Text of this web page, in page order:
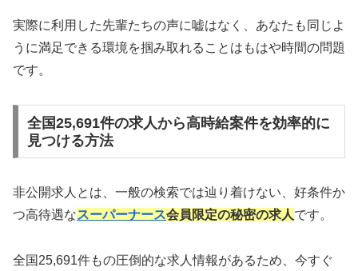
実際に利用した先輩たちの声に嘘はなく、あなたも同じよ
うに満足できる環境を掴み取れることはもはや時間の問題
です。
全国25,691件の求人から高時給案件を効率的に
見つける方法
非公開求人とは、一般の検索では辿り着けない、好条件か
つ高待遇なスーパーナース会員限定の秘密の求人です。
全国25,691件もの圧倒的な求人情報があるため、今すぐ